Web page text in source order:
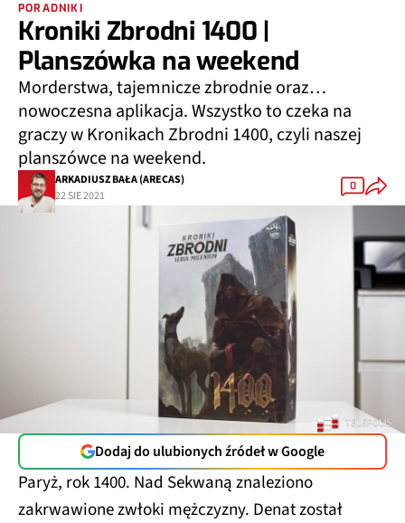
PORADNIKI
Kroniki Zbrodni 1400 |
Planszówka na weekend
Morderstwa, tajemnicze zbrodnie oraz…
nowoczesna aplikacja. Wszystko to czeka na
graczy w Kronikach Zbrodni 1400, czyli naszej
planszówce na weekend.
ARKADIUSZ BAŁA (ARECAS)
22 SIE 2021
0
Dodaj do ulubionych źródeł w Google
Paryż, rok 1400. Nad Sekwaną znaleziono
zakrwawione zwłoki mężczyzny. Denat został